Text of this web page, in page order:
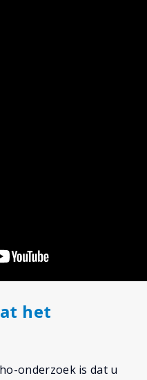
het
onderzoek is dat u